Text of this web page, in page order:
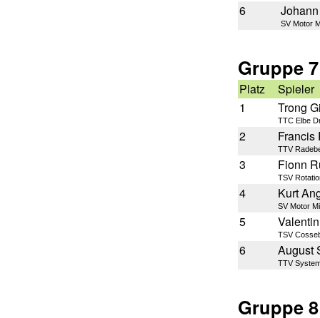
6
SV Motor
Gruppe 7
Platz
Spieler
1
Trong
TTC Elbe
2 Francis
TTV
3 Fionn
TSV
4 Kurt
SV Motor
5
TSV
6 August
TTV
Gruppe 8